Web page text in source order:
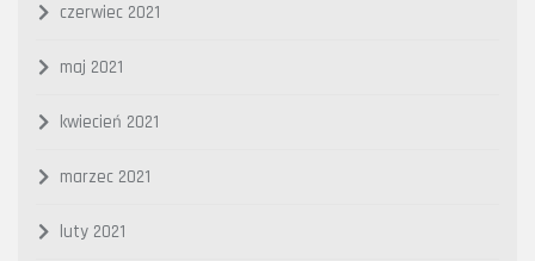
czerwiec 2021
maj 2021
kwiecień 2021
marzec 2021
luty 2021